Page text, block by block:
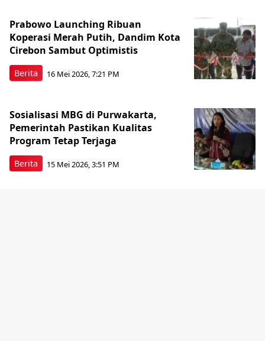
Berita
Prabowo Launching Ribuan
Koperasi Merah Putih, Dandim Kota
Cirebon Sambut Optimistis
16 Mei 2026, 7:21 PM
Berita
Sosialisasi MBG di Purwakarta,
Pemerintah Pastikan Kualitas
Program Tetap Terjaga
15 Mei 2026, 3:51 PM